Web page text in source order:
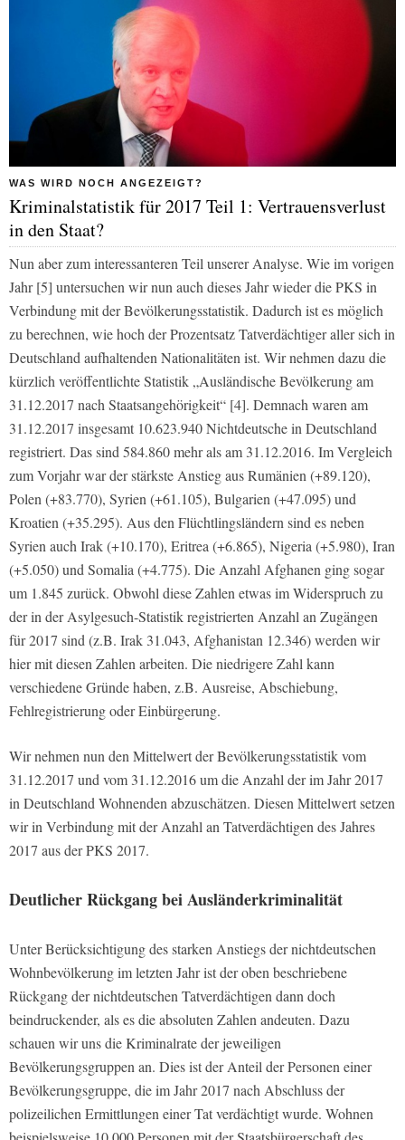
WAS WIRD NOCH ANGEZEIGT?
Kriminalstatistik für 2017 Teil 1: Vertrauensverlust
in den Staat?
Nun aber zum interessanteren Teil unserer Analyse. Wie im vorigen
Jahr [5] untersuchen wir nun auch dieses Jahr wieder die PKS in
Verbindung mit der Bevölkerungsstatistik. Dadurch ist es möglich
zu berechnen, wie hoch der Prozentsatz Tatverdächtiger aller sich in
Deutschland aufhaltenden Nationalitäten ist. Wir nehmen dazu die
kürzlich veröffentlichte Statistik „Ausländische Bevölkerung am
31.12.2017 nach Staatsangehörigkeit“ [4]. Demnach waren am
31.12.2017 insgesamt 10.623.940 Nichtdeutsche in Deutschland
registriert. Das sind 584.860 mehr als am 31.12.2016. Im Vergleich
zum Vorjahr war der stärkste Anstieg aus Rumänien (+89.120),
Polen (+83.770), Syrien (+61.105), Bulgarien (+47.095) und
Kroatien (+35.295). Aus den Flüchtlingsländern sind es neben
Syrien auch Irak (+10.170), Eritrea (+6.865), Nigeria (+5.980), Iran
(+5.050) und Somalia (+4.775). Die Anzahl Afghanen ging sogar
um 1.845 zurück. Obwohl diese Zahlen etwas im Widerspruch zu
der in der Asylgesuch-Statistik registrierten Anzahl an Zugängen
für 2017 sind (z.B. Irak 31.043, Afghanistan 12.346) werden wir
hier mit diesen Zahlen arbeiten. Die niedrigere Zahl kann
verschiedene Gründe haben, z.B. Ausreise, Abschiebung,
Fehlregistrierung oder Einbürgerung.
Wir nehmen nun den Mittelwert der Bevölkerungsstatistik vom
31.12.2017 und vom 31.12.2016 um die Anzahl der im Jahr 2017
in Deutschland Wohnenden abzuschätzen. Diesen Mittelwert setzen
wir in Verbindung mit der Anzahl an Tatverdächtigen des Jahres
2017 aus der PKS 2017.
Deutlicher Rückgang bei Ausländerkriminalität
Unter Berücksichtigung des starken Anstiegs der nichtdeutschen
Wohnbevölkerung im letzten Jahr ist der oben beschriebene
Rückgang der nichtdeutschen Tatverdächtigen dann doch
beindruckender, als es die absoluten Zahlen andeuten. Dazu
schauen wir uns die Kriminalrate der jeweiligen
Bevölkerungsgruppen an. Dies ist der Anteil der Personen einer
Bevölkerungsgruppe, die im Jahr 2017 nach Abschluss der
polizeilichen Ermittlungen einer Tat verdächtigt wurde. Wohnen